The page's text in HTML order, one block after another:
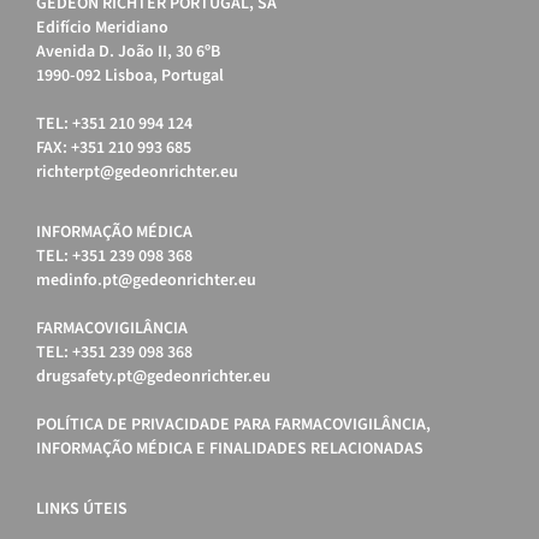
Edifício Meridiano
Avenida D. João II, 30 6ºB
1990-092 Lisboa, Portugal
TEL: +351 210 994 124
FAX: +351 210 993 685
richterpt@gedeonrichter.eu
INFORMAÇÃO MÉDICA
TEL: +351 239 098 368
medinfo.pt@gedeonrichter.eu
FARMACOVIGILÂNCIA
TEL: +351 239 098 368
drugsafety.pt@gedeonrichter.eu
POLÍTICA DE PRIVACIDADE PARA FARMACOVIGILÂNCIA,
INFORMAÇÃO MÉDICA E FINALIDADES RELACIONADAS
LINKS ÚTEIS